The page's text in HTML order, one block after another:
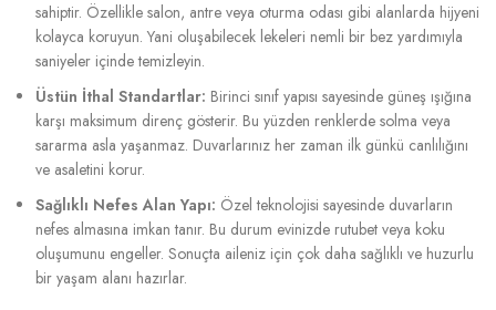
sahiptir. Özellikle salon, antre veya oturma odası gibi alanlarda hijyeni
kolayca koruyun. Yani oluşabilecek lekeleri nemli bir bez yardımıyla
saniyeler içinde temizleyin.
Üstün İthal Standartlar: Birinci sınıf yapısı sayesinde güneş ışığına
karşı maksimum direnç gösterir. Bu yüzden renklerde solma veya
sararma asla yaşanmaz. Duvarlarınız her zaman ilk günkü canlılığını
ve asaletini korur.
Sağlıklı Nefes Alan Yapı: Özel teknolojisi sayesinde duvarların
nefes almasına imkan tanır. Bu durum evinizde rutubet veya koku
oluşumunu engeller. Sonuçta aileniz için çok daha sağlıklı ve huzurlu
bir yaşam alanı hazırlar.